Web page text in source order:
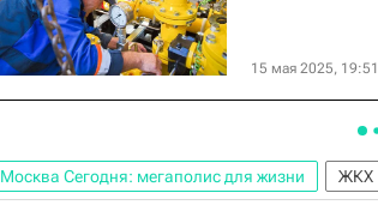
15 мая 2025, 19:51
Москва Сегодня: мегаполис для жизни ЖКХ